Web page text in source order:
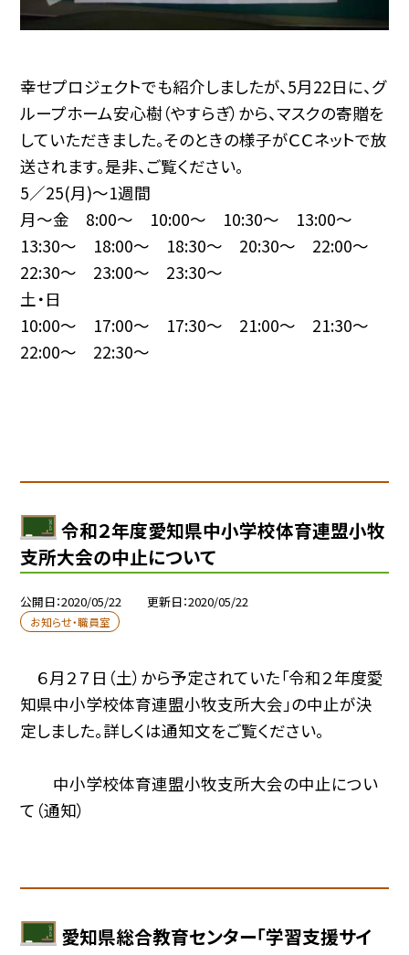
幸せプロジェクトでも紹介しましたが、5月22日に、グ
ループホーム安心樹（やすらぎ）から、マスクの寄贈を
していただきました。そのときの様子がＣＣネットで放
送されます。是非、ご覧ください。
5／25(月)〜1週間
月〜金 8:00〜 10:00〜 10:30〜 13:00〜
13:30〜 18:00〜 18:30〜 20:30〜 22:00〜
22:30〜 23:00〜 23:30〜
土・日
10:00〜 17:00〜 17:30〜 21:00〜 21:30〜
22:00〜 22:30〜
令和２年度愛知県中小学校体育連盟小牧
支所大会の中止について
公開日 2020/05/22 更新日 2020/05/22
お知らせ・職員室
６月２７日（土）から予定されていた「令和２年度愛
知県中小学校体育連盟小牧支所大会」の中止が決
定しました。詳しくは通知文をご覧ください。
中小学校体育連盟小牧支所大会の中止につい
て（通知）
愛知県総合教育センター「学習支援サイ